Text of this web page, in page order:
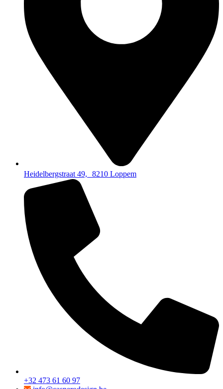
Heidelbergstraat 49, 8210 Loppem
+32 473 61 60 97